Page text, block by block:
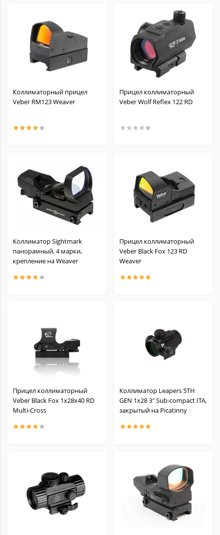
Коллиматорный прицел
Veber RM123 Weaver
Прицел коллиматорный
Veber Wolf Reflex 122 RD
Коллиматор Sightmark
панорамный, 4 марки,
крепление на Weaver
Прицел коллиматорный
Veber Black Fox 123 RD
Weaver
Прицел коллиматорный
Veber Black Fox 1x28x40 RD
Multi-Cross
Коллиматор Leapers 5TH
GEN 1х28 3" Sub-compact ITA,
закрытый на Picatinny